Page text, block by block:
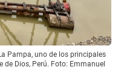
Pampa, uno de los principales
Dios, Perú. Foto: Emmanuel